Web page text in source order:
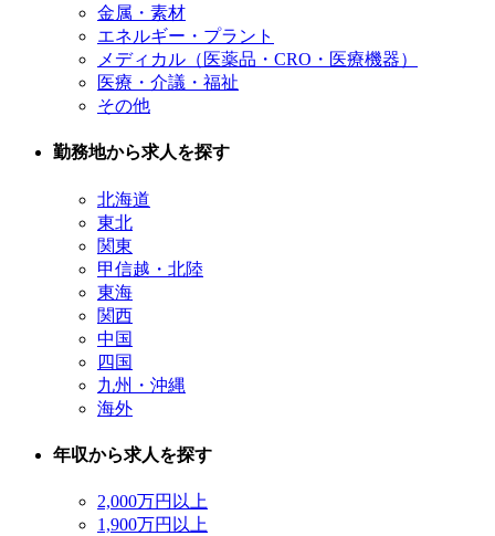
金属・素材
エネルギー・プラント
メディカル（医薬品・CRO・医療機器）
医療・介議・福祉
その他
勤務地から求人を探す
北海道
東北
関東
甲信越・北陸
東海
関西
中国
四国
九州・沖縄
海外
年収から求人を探す
2,000万円以上
1,900万円以上